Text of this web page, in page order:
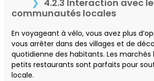
4.2.3 Interaction avec
communautés locales
En voyageant à vélo, vous avez plus
vous arrêter dans des villages et de
quotidienne des habitants. Les marchés
petits restaurants sont parfaits pour
locale.